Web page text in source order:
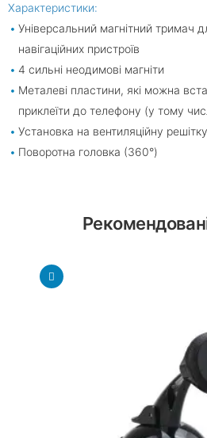
Характеристики:
Універсальний магнітний тримач
навігаційних пристроїв
4 сильні неодимові магніти
Металеві пластини, які можна
приклеїти до телефону (у тому
Установка на вентиляційну решітку
Поворотна головка (360°)